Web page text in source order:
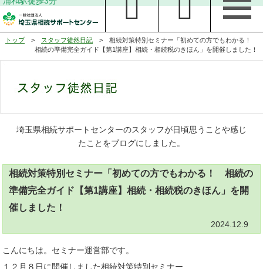
トップ> スタッフ徒然日記 > 相続対策特別セミナー「初めての方でもわかる！
相続の準備完全ガイド【第1講座】相続・相続税のきほん」を開催しました！
埼玉県相続サポートセンターのスタッフが日頃思うことや感じ
たことをブログにしました。
相続対策特別セミナー「初めての方でもわかる！ 相続の
準備完全ガイド【第1講座】相続・相続税のきほん」を開
催しました！
2024.12.9
こんにちは。セミナー運営部です。
１２月８日に開催しました相続対策特別セミナー